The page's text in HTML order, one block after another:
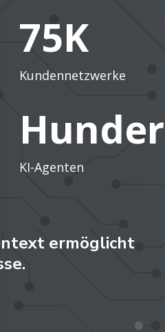
75K
Kundennetzwerke
KI-Agenten
ermöglicht